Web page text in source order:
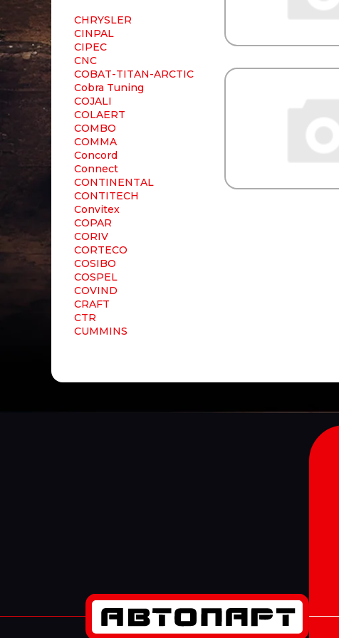
CHRYSLER
CINPAL
CIPEC
CNC
COBAT-TITAN-ARCTIC
Cobra Tuning
COJALI
COLAERT
COMBO
COMMA
Concord
Connect
CONTINENTAL
CONTITECH
Convitex
COPAR
CORIV
CORTECO
COSIBO
COSPEL
COVIND
CRAFT
CTR
CUMMINS
DAHL
DID
DIFA
DIMEX